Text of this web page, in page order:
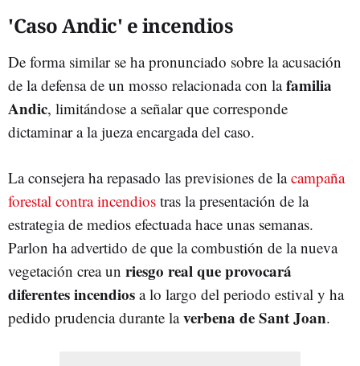
'Caso Andic' e incendios
De forma similar se ha pronunciado sobre la acusación
de la defensa de un mosso relacionada con lafamilia
Andic, limitándose a señalar que corresponde
dictaminar a la jueza encargada del caso.
La consejera ha repasado las previsiones de lacampaña
forestal contra incendios tras la presentación de la
estrategia de medios efectuada hace unas semanas.
Parlon ha advertido de que la combustión de la nueva
vegetación crea un riesgo real que provocará
diferentes incendios a lo largo del periodo estival y ha
pedido prudencia durante laverbena de Sant Joan.